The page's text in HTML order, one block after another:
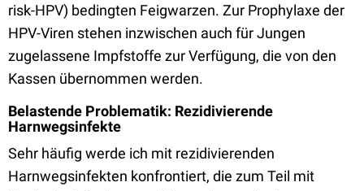
risk-HPV) bedingten Feigwarzen. Zur Prophylaxe der
HPV-Viren stehen inzwischen auch für Jungen
zugelassene Impfstoffe zur Verfügung, die von den
Kassen übernommen werden.
Belastende Problematik: Rezidivierende
Harnwegsinfekte
Sehr häufig werde ich mit rezidivierenden
Harnwegsinfekten konfrontiert, die zum Teil mit